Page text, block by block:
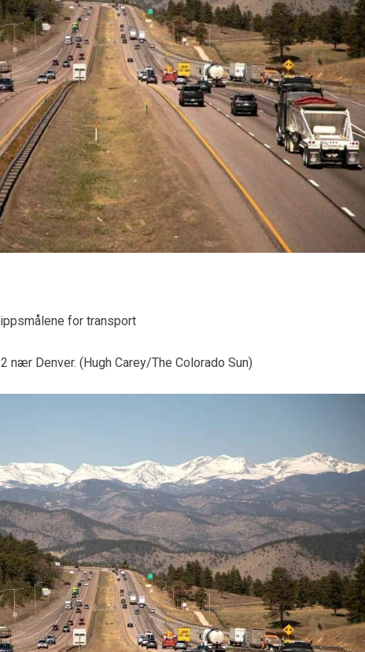
for transport
Denver. (Hugh Carey/The Colorado Sun)